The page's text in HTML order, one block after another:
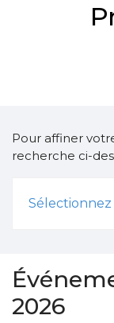
Pour affiner
recherche ci-
2026